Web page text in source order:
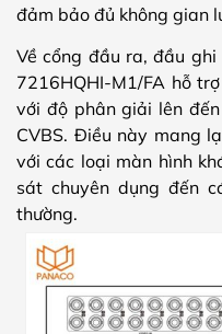
đảm bảo đủ không gian
Về cổng đầu ra, đầu
7216HQHI-M1/FA hỗ
với độ phân giải lên
CVBS. Điều này mang
với các loại màn hình
sát chuyên dụng đến
thường.